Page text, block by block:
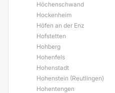
Höchenschwand
Hockenheim
Höfen an der Enz
Hofstetten
Hohberg
Hohenfels
Hohenstadt
Hohenstein (Reutlingen)
Hohentengen